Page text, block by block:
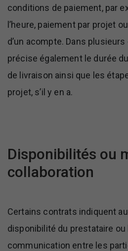
conditions de paiement, par
l’heure, paiement par projet
d’un acompte. Dans
précise également le durée
de livraison ainsi que les
projet, s’il y en a.
Disponibilités ou
collaboration
Certains contrats indiquent
disponibilité du prestataire
communication entre les